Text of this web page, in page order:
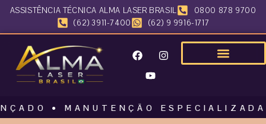
ASSISTÊNCIA TÉCNICA ALMA LASER BRASIL
0800 878 9700
(62) 3911-7400
(62) 9 9916-1717
• MANUTENÇÃO ESPECIALIZADA